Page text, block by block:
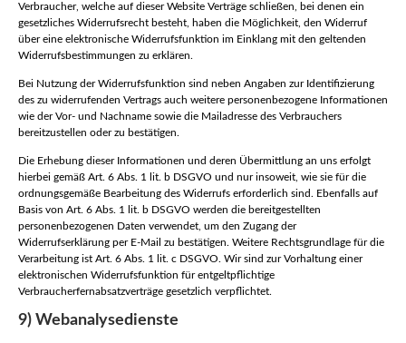
Verbraucher, welche auf dieser Website Verträge schließen, bei denen ein
gesetzliches Widerrufsrecht besteht, haben die Möglichkeit, den Widerruf
über eine elektronische Widerrufsfunktion im Einklang mit den geltenden
Widerrufsbestimmungen zu erklären.
Bei Nutzung der Widerrufsfunktion sind neben Angaben zur Identifizierung
des zu widerrufenden Vertrags auch weitere personenbezogene Informationen
wie der Vor- und Nachname sowie die Mailadresse des Verbrauchers
bereitzustellen oder zu bestätigen.
Die Erhebung dieser Informationen und deren Übermittlung an uns erfolgt
hierbei gemäß Art. 6 Abs. 1 lit. b DSGVO und nur insoweit, wie sie für die
ordnungsgemäße Bearbeitung des Widerrufs erforderlich sind. Ebenfalls auf
Basis von Art. 6 Abs. 1 lit. b DSGVO werden die bereitgestellten
personenbezogenen Daten verwendet, um den Zugang der
Widerrufserklärung per E-Mail zu bestätigen. Weitere Rechtsgrundlage für die
Verarbeitung ist Art. 6 Abs. 1 lit. c DSGVO. Wir sind zur Vorhaltung einer
elektronischen Widerrufsfunktion für entgeltpflichtige
Verbraucherfernabsatzverträge gesetzlich verpflichtet.
9) Webanalysedienste